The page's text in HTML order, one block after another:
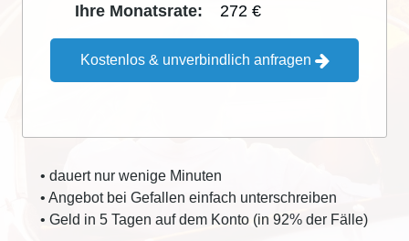
Ihre Monatsrate:
272 €
Kostenlos & unverbindlich anfragen
• dauert nur wenige Minuten
• Angebot bei Gefallen einfach unterschreiben
• Geld in 5 Tagen auf dem Konto (in 92% der Fälle)